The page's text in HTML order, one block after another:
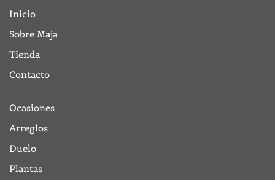
Inicio
Sobre Maja
Tienda
Contacto
Ocasiones
Arreglos
Duelo
Plantas